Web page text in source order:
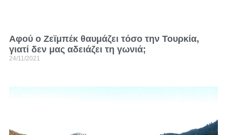
Αφού ο Ζεϊμπέκ θαυμάζει τόσο την Τουρκία,
γιατί δεν μας αδειάζει τη γωνιά;
24/11/2021